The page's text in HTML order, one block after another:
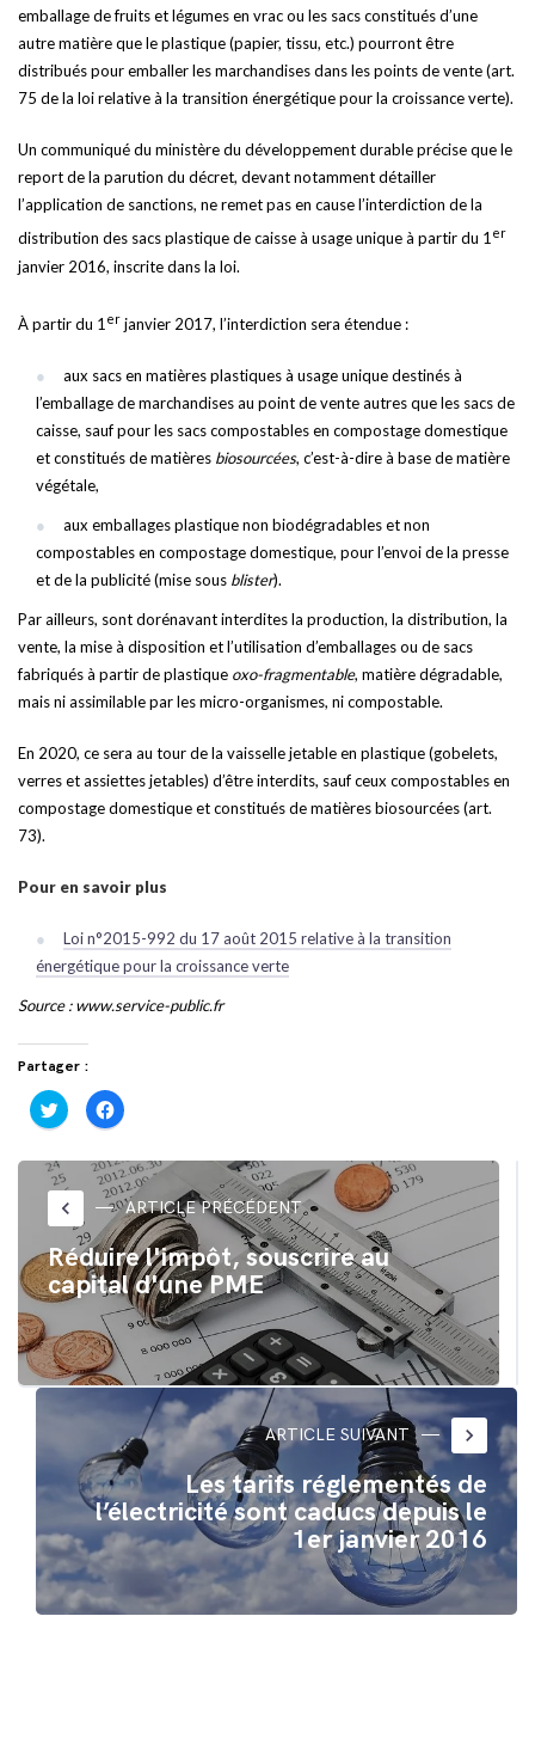
emballage de fruits et légumes en vrac ou les sacs constitués d’une
autre matière que le plastique (papier, tissu, etc.) pourront être
distribués pour emballer les marchandises dans les points de vente (art.
75 de la loi relative à la transition énergétique pour la croissance verte).
Un communiqué du ministère du développement durable précise que le
report de la parution du décret, devant notamment détailler
l’application de sanctions, ne remet pas en cause l’interdiction de la
distribution des sacs plastique de caisse à usage unique à partir du 1er
janvier 2016, inscrite dans la loi.
À partir du 1 er janvier 2017, l’interdiction sera étendue :
aux sacs en matières plastiques à usage unique destinés à
l’emballage de marchandises au point de vente autres que les sacs de
caisse, sauf pour les sacs compostables en compostage domestique
et constitués de matières biosourcées, c’est-à-dire à base de matière
végétale,
aux emballages plastique non biodégradables et non
compostables en compostage domestique, pour l’envoi de la presse
et de la publicité (mise sous blister).
Par ailleurs, sont dorénavant interdites la production, la distribution, la
vente, la mise à disposition et l’utilisation d’emballages ou de sacs
fabriqués à partir de plastique oxo-fragmentable, matière dégradable,
mais ni assimilable par les micro-organismes, ni compostable.
En 2020, ce sera au tour de la vaisselle jetable en plastique (gobelets,
verres et assiettes jetables) d’être interdits, sauf ceux compostables en
compostage domestique et constitués de matières biosourcées (art.
73).
Pour en savoir plus
Loi n°2015-992 du 17 août 2015 relative à la transition
énergétique pour la croissance verte
Source : www.service-public.fr
Partager :
Cliquez
pour
partager
Twitter(ouvre
dans
une
nouvelle
fenêtre)
Cliquez
pour
partager
Facebook(ouvre
dans
une
nouvelle
fenêtre)
keyboard_arrow_left ARTICLE PRÉCÉDENT
Réduire l'impôt, souscrire au
capital d'une PME
ARTICLE SUIVANT keyboard_arrow_right
Les tarifs réglementés de
l’électricité sont caducs depuis le
1er janvier 2016